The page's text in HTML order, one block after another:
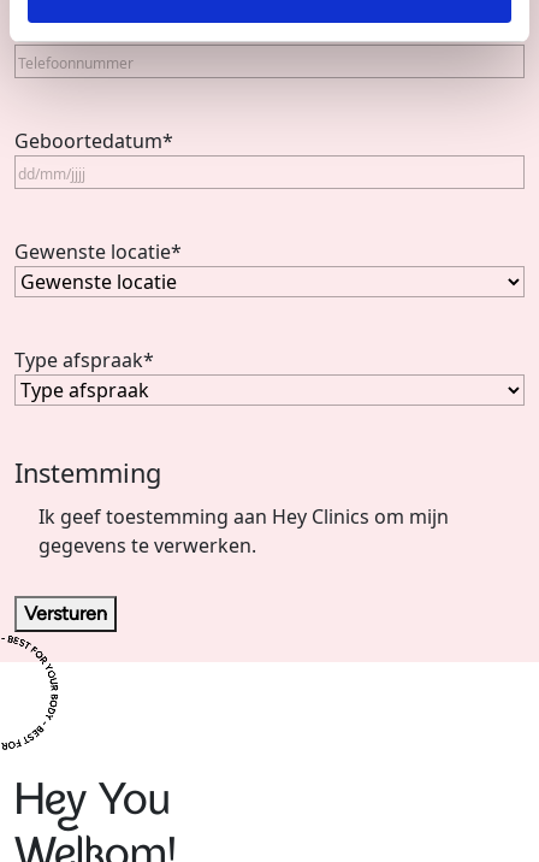
Telefoonnummer
Geboortedatum*
Gewenste locatie*
Type afspraak*
Instemming
Ik geef toestemming aan Hey Clinics om mijn
gegevens te verwerken.
Versturen
Hey You